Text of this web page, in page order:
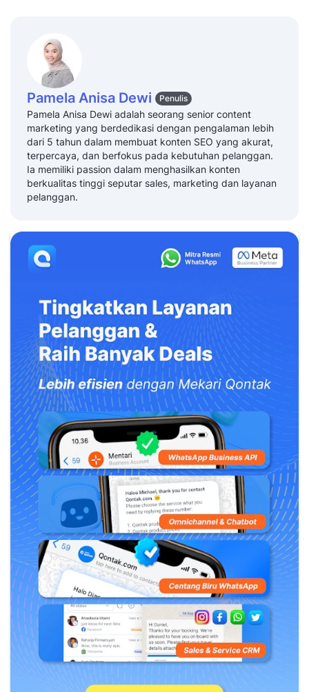
Pamela Anisa Dewi Penulis
Pamela Anisa Dewi adalah seorang senior content
marketing yang berdedikasi dengan pengalaman lebih
dari 5 tahun dalam membuat konten SEO yang akurat,
terpercaya, dan berfokus pada kebutuhan pelanggan.
Ia memiliki passion dalam menghasilkan konten
berkualitas tinggi seputar sales, marketing dan layanan
pelanggan.